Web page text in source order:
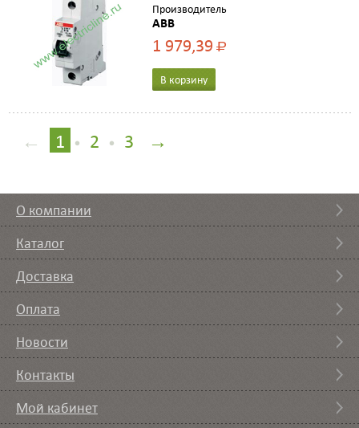
Производитель
ABB
1 979,39Р
В корзину
← 1 • 2 • 3 →
О компании
Каталог
Доставка
Оплата
Новости
Контакты
Мой кабинет